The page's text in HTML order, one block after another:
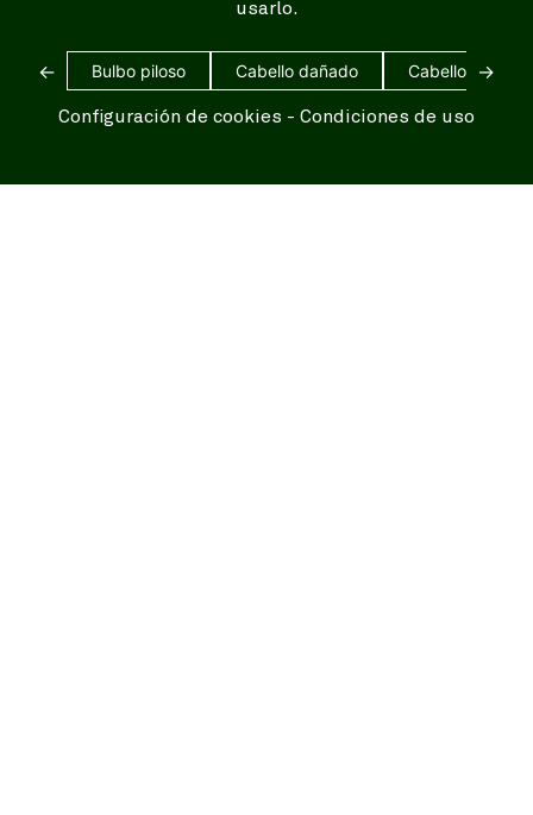
usarlo.
← Bulbo piloso Cabello dañado Cabello blanco
→
Configuración de cookies - Condiciones de uso